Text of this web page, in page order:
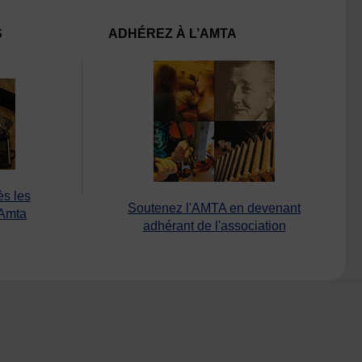
les
ADHÉREZ À L’AMTA
Soutenez l'AMTA en devenant
adhérant de l'association